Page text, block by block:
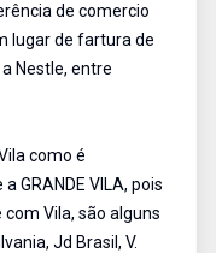
de comercio
lugar de fartura de
Nestle, entre
como é
GRANDE VILA, pois
Vila, são alguns
Jd Brasil, V.